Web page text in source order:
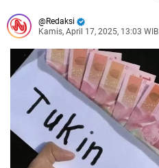
Redaksi
Kamis, April 17, 2025, 13:03 WIB